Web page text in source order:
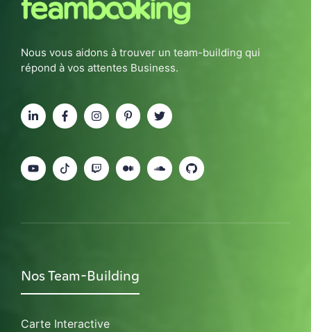
Nous vous aidons à trouver un team-building qui
répond à vos attentes Business.
Nos Team-Building
Carte Interactive